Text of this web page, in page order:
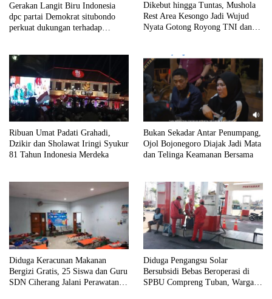
Gerakan Langit Biru Indonesia
dpc partai Demokrat situbondo
perkuat dukungan terhadap
Dikebut hingga Tuntas, Mushola
Rest Area Kesongo Jadi Wujud
Nyata Gotong Royong TNI dan
Ribuan Umat Padati Grahadi,
Dzikir dan Sholawat Iringi Syukur
81 Tahun Indonesia Merdeka
Bukan Sekadar Antar Penumpang,
Ojol Bojonegoro Diajak Jadi Mata
dan Telinga Keamanan Bersama
Diduga Keracunan Makanan
Bergizi Gratis, 25 Siswa dan Guru
SDN Ciherang Jalani Perawatan di
Diduga Pengangsu Solar
Bersubsidi Bebas Beroperasi di
SPBU Compreng Tuban, Warga